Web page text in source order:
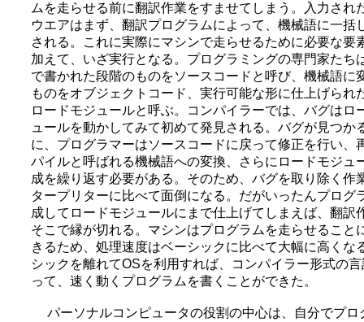
ムを走らせる前に翻訳作業をすませてしまう。入力され
ウエアはまず、翻訳プログラムによって、機械語に一括
される。これに実際にマシンで走らせるために必要な要
加えて、いざ実行となる。プログラミングの専門家たち
で書かれた段階のものをソースコードと呼び、機械語に
ものをオブジェクトコード、実行可能な形に仕上げられ
ロードモジュールと呼ぶ。コンパイラーでは、バグはロ
ュールを動かしてみて初めて発見される。バグが見つか
に、プログラマーはソースコードに戻って修正を行い、
パイルと呼ばれる機械語への変換、さらにロードモジュ
成を繰り返す必要がある。そのため、バグを取り除く作
タープリターに比べて面倒になる。だがいったんプログ
成してロードモジュールにまで仕上げてしまえば、翻訳
そこで縁が切れる。マシンはプログラムを走らせること
きるため、処理速度はベーシックに比べて大幅に高くな
シックを離れてOSを利用すれば、コンパイラー形式の
って、速く動くプログラムを書くことができた。
パーソナルコンピュータの役割の中心は、自分でプロ